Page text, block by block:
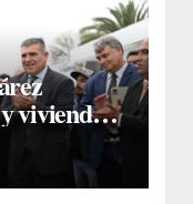
viviendas